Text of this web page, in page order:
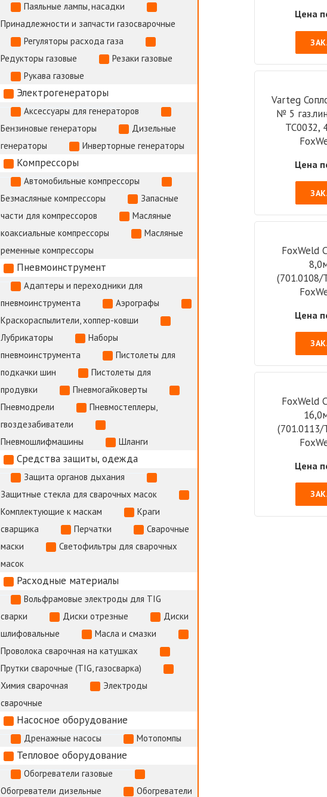
Цена
Varteg
№ 5
ТС0032,
Цена
FoxWeld
(701.0108/
Цена
FoxWeld
(701.0113/
Цена
Паяльные лампы, насадки
Принадлежности и запчасти газосварочные
Регуляторы расхода газа
Редукторы газовые
Резаки газовые
Рукава газовые
Электрогенераторы
Аксессуары для генераторов
Бензиновые генераторы
Дизельные
генераторы
Инверторные генераторы
Компрессоры
Автомобильные компрессоры
Безмасляные компрессоры
Запасные
части для компрессоров
Масляные
коаксиальные компрессоры
Масляные
ременные компрессоры
Пневмоинструмент
Адаптеры и переходники для
пневмоинструмента
Аэрографы
Краскораспылители, хоппер-ковши
Лубрикаторы
Наборы
пневмоинструмента
Пистолеты для
подкачки шин
Пистолеты для
продувки
Пневмогайковерты
Пневмодрели
Пневмостеплеры,
гвоздезабиватели
Пневмошлифмашины
Шланги
Средства защиты, одежда
Защита органов дыхания
Защитные стекла для сварочных масок
Комплектующие к маскам
Краги
сварщика
Перчатки
Сварочные
маски
Светофильтры для сварочных
масок
Расходные материалы
Вольфрамовые электроды для TIG
сварки
Диски отрезные
Диски
шлифовальные
Масла и смазки
Проволока сварочная на катушках
Прутки сварочные (TIG, газосварка)
Химия сварочная
Электроды
сварочные
Насосное оборудование
Дренажные насосы Мотопомпы
Тепловое оборудование
Обогреватели газовые
Обогреватели дизельные
Обогреватели